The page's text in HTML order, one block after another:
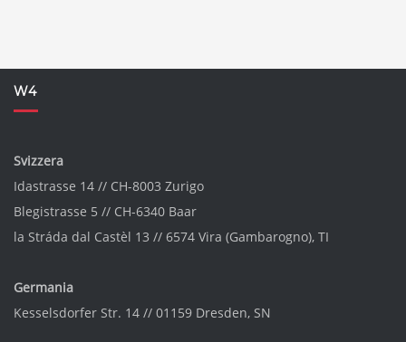
W4
Svizzera
Idastrasse 14 // CH-8003 Zurigo
Blegistrasse 5 // CH-6340 Baar
la Stráda dal Castèl 13 // 6574 Vira (Gambarogno), TI
Germania
Kesselsdorfer Str. 14 // 01159 Dresden, SN